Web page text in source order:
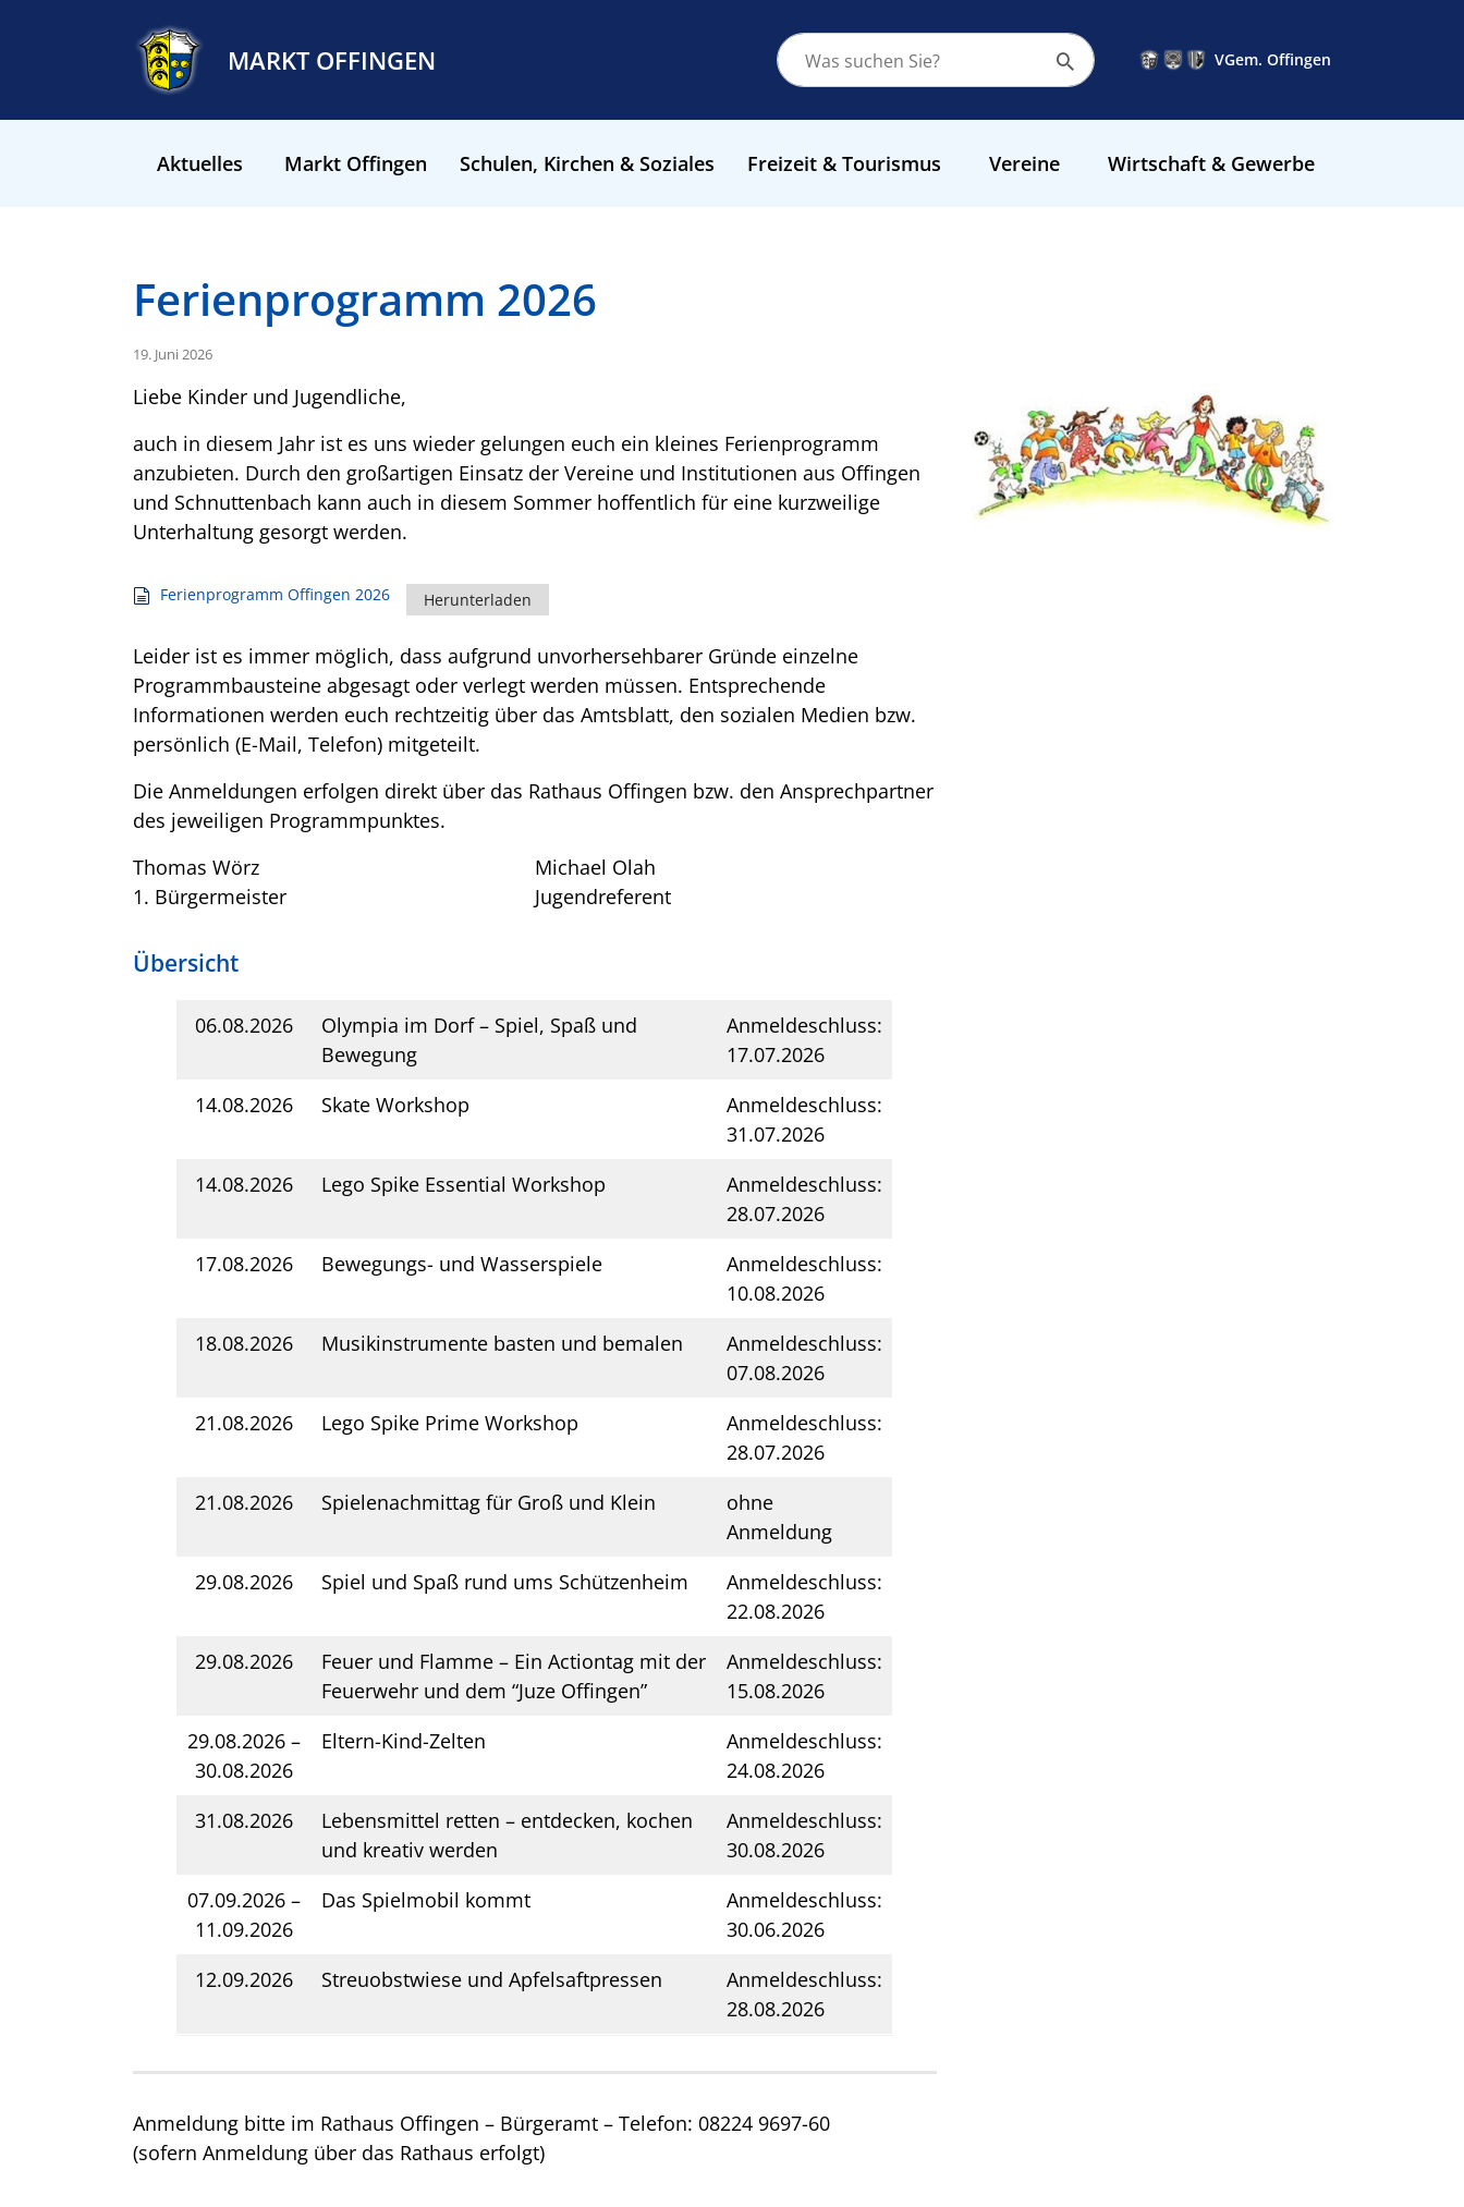
MARKT OFFINGEN VGem. Offingen
Aktuelles Markt Offingen Schulen, Kirchen & Soziales Freizeit & Tourismus Vereine Wirtschaft & Gewerbe
Ferienprogramm 2026
19. Juni 2026
Liebe Kinder und Jugendliche,
auch in diesem Jahr ist es uns wieder gelungen euch ein kleines Ferienprogramm
anzubieten. Durch den großartigen Einsatz der Vereine und Institutionen aus Offingen
und Schnuttenbach kann auch in diesem Sommer hoffentlich für eine kurzweilige
Unterhaltung gesorgt werden.
Ferienprogramm Offingen 2026 Herunterladen
Leider ist es immer möglich, dass aufgrund unvorhersehbarer Gründe einzelne
Programmbausteine abgesagt oder verlegt werden müssen. Entsprechende
Informationen werden euch rechtzeitig über das Amtsblatt, den sozialen Medien bzw.
persönlich (E-Mail, Telefon) mitgeteilt.
Die Anmeldungen erfolgen direkt über das Rathaus Offingen bzw. den Ansprechpartner
des jeweiligen Programmpunktes.
Thomas Wörz
1. Bürgermeister
Michael Olah
Jugendreferent
Übersicht
06.08.2026
Olympia im Dorf – Spiel, Spaß und
Bewegung
Anmeldeschluss:
17.07.2026
14.08.2026
Skate Workshop
Anmeldeschluss:
31.07.2026
14.08.2026
Lego Spike Essential Workshop
Anmeldeschluss:
28.07.2026
17.08.2026
Bewegungs- und Wasserspiele
Anmeldeschluss:
10.08.2026
18.08.2026
Musikinstrumente basten und bemalen
Anmeldeschluss:
07.08.2026
21.08.2026
Lego Spike Prime Workshop
Anmeldeschluss:
28.07.2026
21.08.2026
Spielenachmittag für Groß und Klein
ohne
Anmeldung
29.08.2026
Spiel und Spaß rund ums Schützenheim
Anmeldeschluss:
22.08.2026
29.08.2026
Feuer und Flamme – Ein Actiontag mit der
Feuerwehr und dem “Juze Offingen”
Anmeldeschluss:
15.08.2026
29.08.2026 –
30.08.2026
Eltern-Kind-Zelten
Anmeldeschluss:
24.08.2026
31.08.2026
Lebensmittel retten – entdecken, kochen
und kreativ werden
Anmeldeschluss:
30.08.2026
07.09.2026 –
11.09.2026
Das Spielmobil kommt
Anmeldeschluss:
30.06.2026
12.09.2026
Streuobstwiese und Apfelsaftpressen
Anmeldeschluss:
28.08.2026
Anmeldung bitte im Rathaus Offingen – Bürgeramt – Telefon: 08224 9697-60
(sofern Anmeldung über das Rathaus erfolgt)